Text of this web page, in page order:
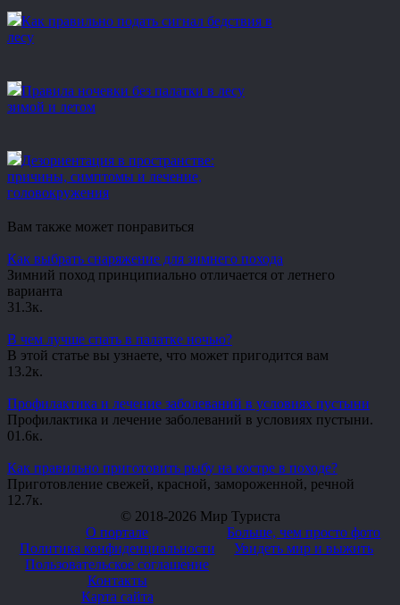
Как правильно подать сигнал бедствия в
лесу
Правила ночевки без палатки в лесу
зимой и летом
Дезориентация в пространстве:
причины, симптомы и лечение,
головокружения
Вам также может понравиться
Как выбрать снаряжение для зимнего похода
Зимний поход принципиально отличается от летнего
варианта
31.3к.
В чем лучше спать в палатке ночью?
В этой статье вы узнаете, что может пригодится вам
1 3.2к.
Профилактика и лечение заболеваний в условиях пустыни
Профилактика и лечение заболеваний в условиях пустыни.
01.6к.
Как правильно приготовить рыбу на костре в походе?
Приготовление свежей, красной, замороженной, речной
1 2.7к.
© 2018-2026 Мир Туриста
О портале
Политика конфиденциальности
Пользовательское соглашение
Контакты
Карта сайта
Больше, чем просто фото
Увидеть мир и выжить